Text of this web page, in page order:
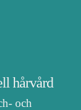
hårvård
och